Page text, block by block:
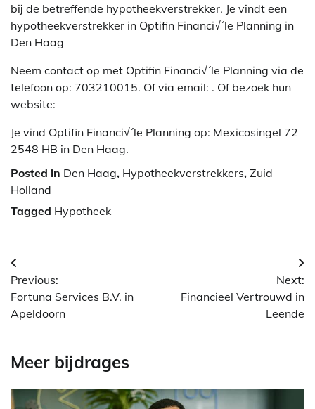
bij de betreffende hypotheekverstrekker. Je vindt een
hypotheekverstrekker in Optifin Financi√´le Planning in
Den Haag
Neem contact op met Optifin Financi√´le Planning via de
telefoon op: 703210015. Of via email: . Of bezoek hun
website:
Je vind Optifin Financi√´le Planning op: Mexicosingel 72
2548 HB in Den Haag.
Posted in Den Haag, Hypotheekverstrekkers, Zuid
Holland
Tagged Hypotheek
Berichtnavigatie
Previous:
Fortuna Services B.V. in
Apeldoorn
Next:
Financieel Vertrouwd in
Leende
Meer bijdrages